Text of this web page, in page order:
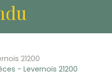
21200
- Levernois 21200